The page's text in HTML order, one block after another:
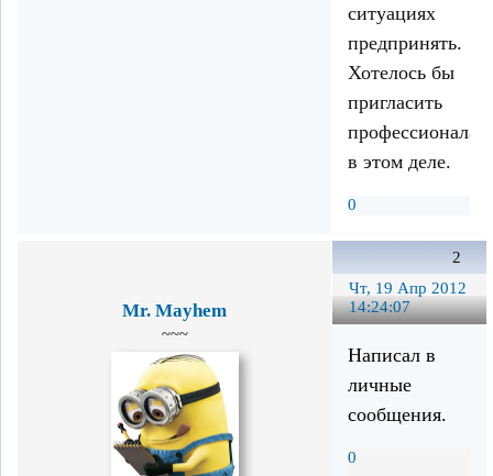
ситуациях
предпринять.
Хотелось бы
пригласить
профессионала
в этом деле.
0
2
Чт, 19 Апр 2012
14:24:07
Mr. Mayhem
~~~
Написал в
личные
сообщения.
0